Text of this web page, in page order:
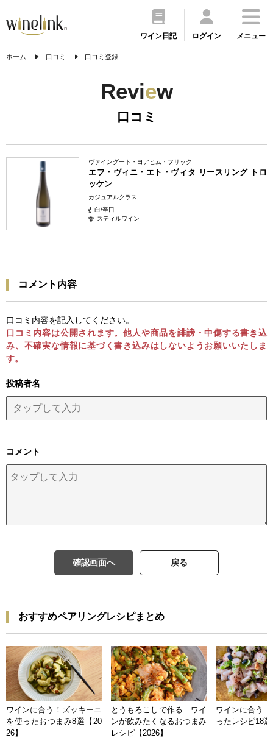
ワイン日記 ログイン メニュー
ホーム 口コミ 口コミ登録
Review
口コミ
ヴァイングート・ヨアヒム・フリック
エフ・ヴィニ・エト・ヴィタ リースリング トロ
ッケン
カジュアルクラス
白/辛口
スティルワイン
コメント内容
口コミ内容を記入してください。
口コミ内容は公開されます。他人や商品を誹謗・中傷する書き込
み、不確実な情報に基づく書き込みはしないようお願いいたしま
す。
投稿者名
コメント
確認画面へ 戻る
おすすめペアリングレシピまとめ
ワインに合う！ズッキーニ
を使ったおつまみ8選【20
26】
とうもろこしで作る ワイ
ンが飲みたくなるおつまみ
レシピ【2026】
ワインに合う
ったレシピ18